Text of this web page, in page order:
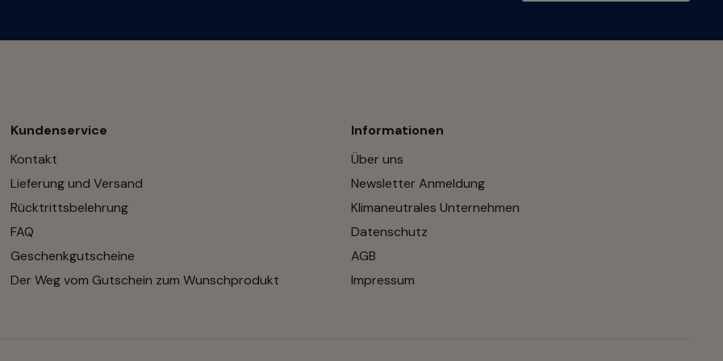
Kundenservice
Kontakt
Lieferung und Versand
Rücktrittsbelehrung
FAQ
Geschenkgutscheine
Der Weg vom Gutschein zum Wunschprodukt
Informationen
Über uns
Newsletter Anmeldung
Klimaneutrales Unternehmen
Datenschutz
AGB
Impressum